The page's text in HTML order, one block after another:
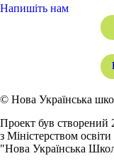
Напишіть нам
© Нова Українська
Проект був створений
з Міністерством
"Нова Українська